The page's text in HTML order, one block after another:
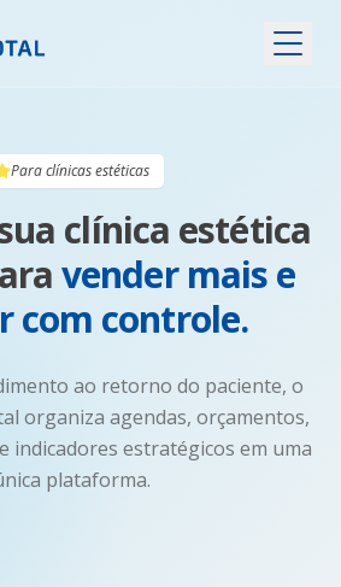
Para clínicas estéticas
clínica estética
vender mais e
com controle.
ao retorno do paciente, o
organiza agendas, orçamentos,
indicadores estratégicos em uma
plataforma.